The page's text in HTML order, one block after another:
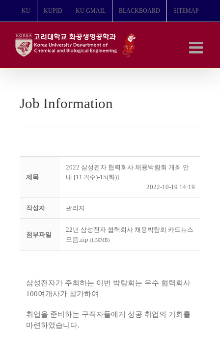
뛰
KU KUPID KU GMAIL BLACKBOARD SITEMAP
Job Information
제목
2022 삼성전자 협력회사 채용박람회 개최 안
내 [11.2(수)-15(화)]
2022-10-19 14:19
작성자 관리자
첨부파일
22년 삼성전자 협력회사 채용박람회 카드뉴스
모음.zip (1.56MB)
삼성전자가 주최하는 이번 박람회는 우수 협력회사
100여개사가 참가하여
취업을 준비하는 구직자들에게 성공 취업의 기회를
마련하였습니다.